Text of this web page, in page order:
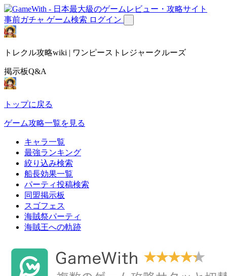
事前ガチャ ゲーム検索 ログイン
トレクル攻略wiki | ワンピーストレジャークルーズ
掲示板Q&A
トップに戻る
ゲーム攻略一覧を見る
キャラ一覧
最強ランキング
絞り込み検索
船長効果一覧
パーティ投稿検索
同盟掲示板
スゴフェス
海賊祭パーティ
海賊王への軌跡